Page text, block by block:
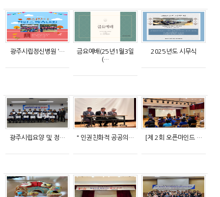
광주시립정신병원 ‘…
금요예배(25년1월3일
(…
2025년도 시무식
광주시립요양 및 정… " 인권친화적 공공의… [제 2회 오픈마인드 …